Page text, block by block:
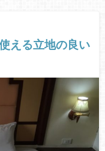
える立地の良い